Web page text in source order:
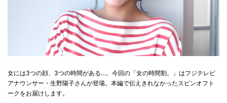
女には3つの顔、3つの時間がある…。今回の「女の時間割。」はフジテレビ
アナウンサー・生野陽子さんが登場。本編で伝えきれなかったスピンオフト
ークをお届けします。